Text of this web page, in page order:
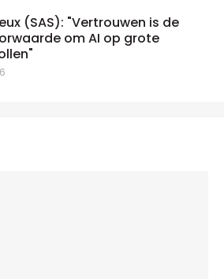
(SAS): "Vertrouwen is de
om AI op grote